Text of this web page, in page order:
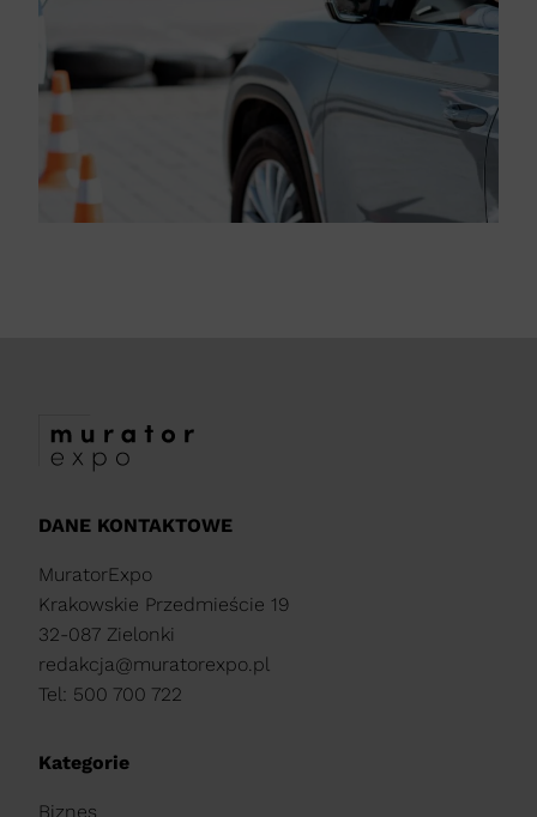
DANE KONTAKTOWE
MuratorExpo
Krakowskie Przedmieście 19
32-087 Zielonki
redakcja@muratorexpo.pl
Tel: 500 700 722
Kategorie
Biznes